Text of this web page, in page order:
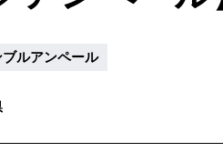
ルアンペール